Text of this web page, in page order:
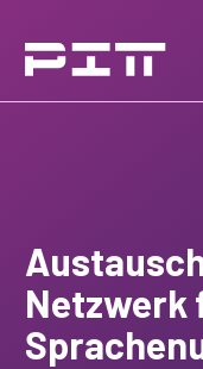
Netzwerk